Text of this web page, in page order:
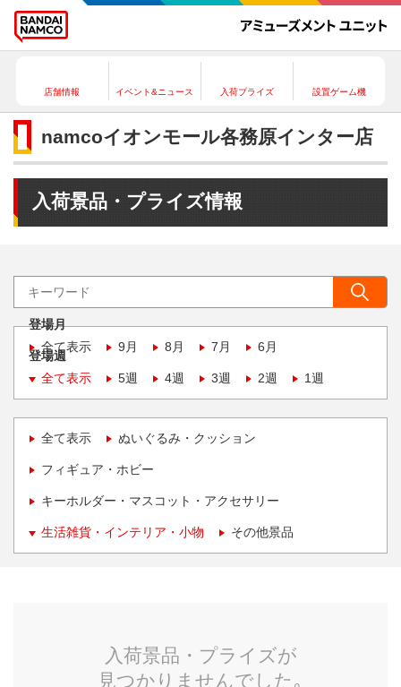
店舗情報 イベント&ニュース 入荷プライズ 設置ゲーム機
namcoイオンモール各務原インター店
入荷景品・プライズ情報
登場月
全て表示
9月 8月 7月 6月
登場週
全て表示
5週 4週 3週 2週 1週
全て表示 ぬいぐるみ・クッション
フィギュア・ホビー
キーホルダー・マスコット・アクセサリー
生活雑貨・インテリア・小物 その他景品